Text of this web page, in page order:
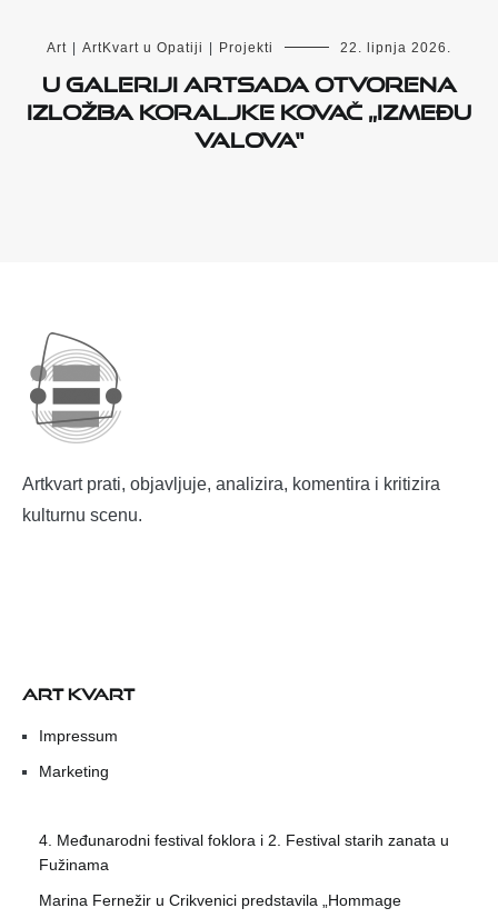
Art ArtKvart u Opatiji Projekti 22. lipnja 2026.
U Galeriji Artsada otvorena
izložba Koraljke Kovač „Između
valova“
Artkvart prati, objavljuje, analizira, komentira i kritizira
kulturnu scenu.
ART KVART
Impressum
Marketing
4. Međunarodni festival foklora i 2. Festival starih zanata u
Fužinama
Marina Fernežir u Crikvenici predstavila „Hommage